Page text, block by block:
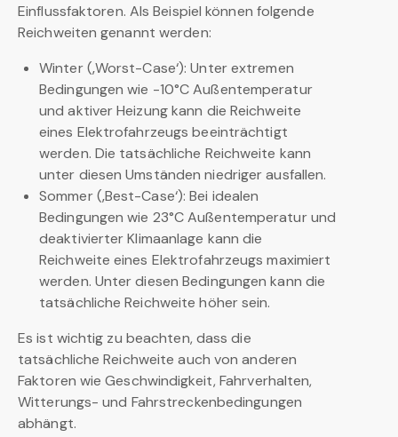
Einflussfaktoren. Als Beispiel können folgende
Reichweiten genannt werden:
Winter (‚Worst-Case‘): Unter extremen
Bedingungen wie -10°C Außentemperatur
und aktiver Heizung kann die Reichweite
eines Elektrofahrzeugs beeinträchtigt
werden. Die tatsächliche Reichweite kann
unter diesen Umständen niedriger ausfallen.
Sommer (‚Best-Case‘): Bei idealen
Bedingungen wie 23°C Außentemperatur und
deaktivierter Klimaanlage kann die
Reichweite eines Elektrofahrzeugs maximiert
werden. Unter diesen Bedingungen kann die
tatsächliche Reichweite höher sein.
Es ist wichtig zu beachten, dass die
tatsächliche Reichweite auch von anderen
Faktoren wie Geschwindigkeit, Fahrverhalten,
Witterungs- und Fahrstreckenbedingungen
abhängt.